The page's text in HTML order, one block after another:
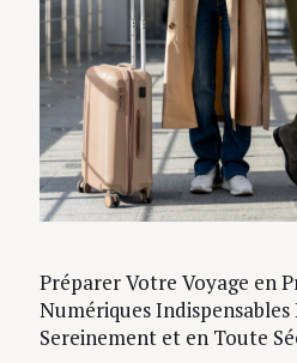
Préparer Votre Voyage en
Numériques Indispensables
Sereinement et en Toute